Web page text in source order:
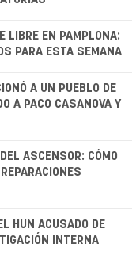
LIBRE EN PAMPLONA:
PARA ESTA SEMANA
A UN PUEBLO DE
A PACO CASANOVA Y
ASCENSOR: CÓMO
HUN ACUSADO DE
INTERNA